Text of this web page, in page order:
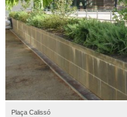
Plaça Calissó